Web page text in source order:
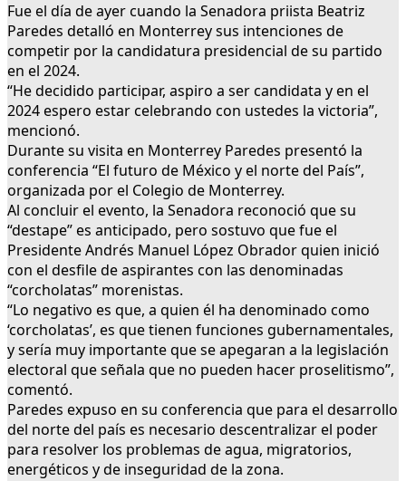
Fue el día de ayer cuando la Senadora priista Beatriz
Paredes detalló en Monterrey sus intenciones de
competir por la candidatura presidencial de su partido
en el 2024.
“He decidido participar, aspiro a ser candidata y en el
2024 espero estar celebrando con ustedes la victoria”,
mencionó.
Durante su visita en Monterrey Paredes presentó la
conferencia “El futuro de México y el norte del País”,
organizada por el Colegio de Monterrey.
Al concluir el evento, la Senadora reconoció que su
“destape” es anticipado, pero sostuvo que fue el
Presidente Andrés Manuel López Obrador quien inició
con el desfile de aspirantes con las denominadas
“corcholatas” morenistas.
“Lo negativo es que, a quien él ha denominado como
‘corcholatas’, es que tienen funciones gubernamentales,
y sería muy importante que se apegaran a la legislación
electoral que señala que no pueden hacer proselitismo”,
comentó.
Paredes expuso en su conferencia que para el desarrollo
del norte del país es necesario descentralizar el poder
para resolver los problemas de agua, migratorios,
energéticos y de inseguridad de la zona.